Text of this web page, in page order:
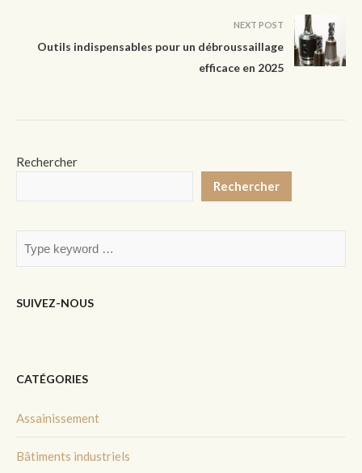
NEXT POST
Outils indispensables pour un débroussaillage
efficace en 2025
Rechercher
Rechercher
SUIVEZ-NOUS
CATÉGORIES
Assainissement
Bâtiments industriels